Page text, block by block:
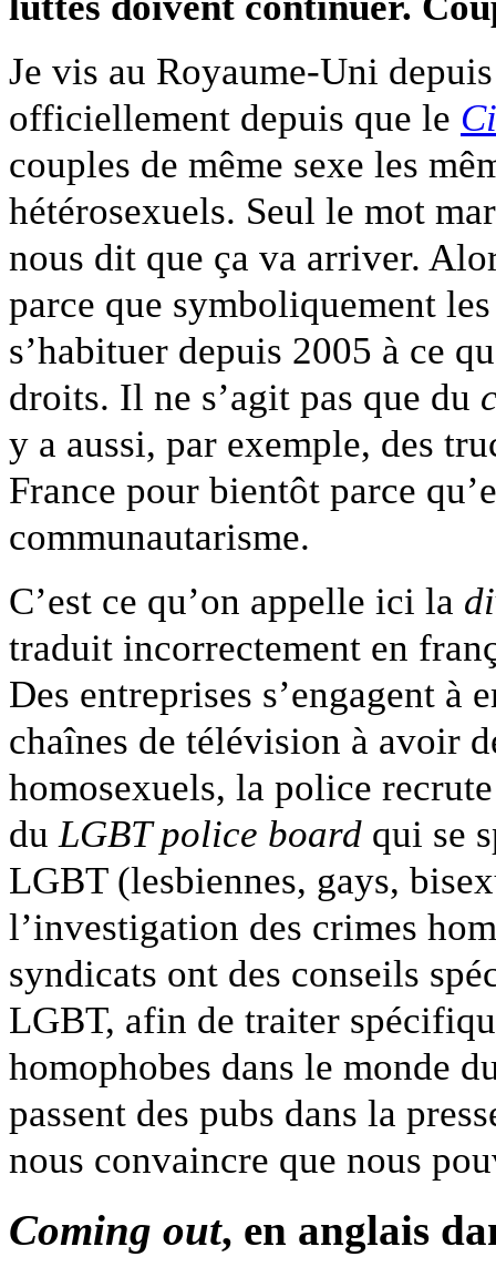
Je vis au Royaume-Uni
officiellement depuis que le
couples de même sexe les
hétérosexuels. Seul le mot
nous dit que ça va arriver.
parce que symboliquement
s’habituer depuis 2005 à ce
droits. Il ne s’agit pas que du
y a aussi, par exemple, des
France pour bientôt parce
communautarisme.
C’est ce qu’on appelle ici la
traduit incorrectement en
Des entreprises s’engagent à
chaînes de télévision à avoir
homosexuels, la police
duLGBT police board qui se
LGBT (lesbiennes, gays,
l’investigation des crimes
syndicats ont des conseils
LGBT, afin de traiter
homophobes dans le monde
passent des pubs dans la
nous convaincre que nous
Coming out, en anglais